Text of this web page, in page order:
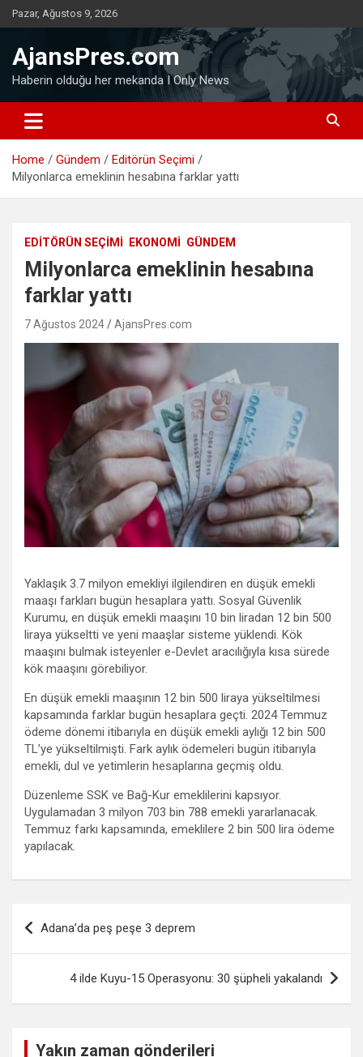
Skip
to
Pazar, Ağustos 9, 2026
AjansPres.com
Haberin olduğu her mekanda I Only News
Home Gündem
Editörün Seçimi
Milyonlarca emeklinin hesabına farklar yattı
EDITÖRÜN SEÇIMI EKONOMI GÜNDEM
Milyonlarca emeklinin hesabına
farklar yattı
7 Ağustos 2024 AjansPres.com
Yaklaşık 3.7 milyon emekliyi ilgilendiren en düşük emekli
maaşı farkları bugün hesaplara yattı. Sosyal Güvenlik
Kurumu, en düşük emekli maaşını 10 bin liradan 12 bin 500
liraya yükseltti ve yeni maaşlar sisteme yüklendi. Kök
maaşını bulmak isteyenler e-Devlet aracılığıyla kısa sürede
kök maaşını görebiliyor.
En düşük emekli maaşının 12 bin 500 liraya yükseltilmesi
kapsamında farklar bugün hesaplara geçti. 2024 Temmuz
ödeme dönemi itibarıyla en düşük emekli aylığı 12 bin 500
TL’ye yükseltilmişti. Fark aylık ödemeleri bugün itibarıyla
emekli, dul ve yetimlerin hesaplarına geçmiş oldu.
Düzenleme SSK ve Bağ-Kur emeklilerini kapsıyor.
Uygulamadan 3 milyon 703 bin 788 emekli yararlanacak.
Temmuz farkı kapsamında, emeklilere 2 bin 500 lira ödeme
yapılacak.
Yazı
gezinmesi
Adana’da peş peşe 3 deprem
4 ilde Kuyu-15 Operasyonu: 30 şüpheli yakalandı
Yakın zaman gönderileri